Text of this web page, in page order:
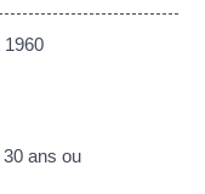
ans ou